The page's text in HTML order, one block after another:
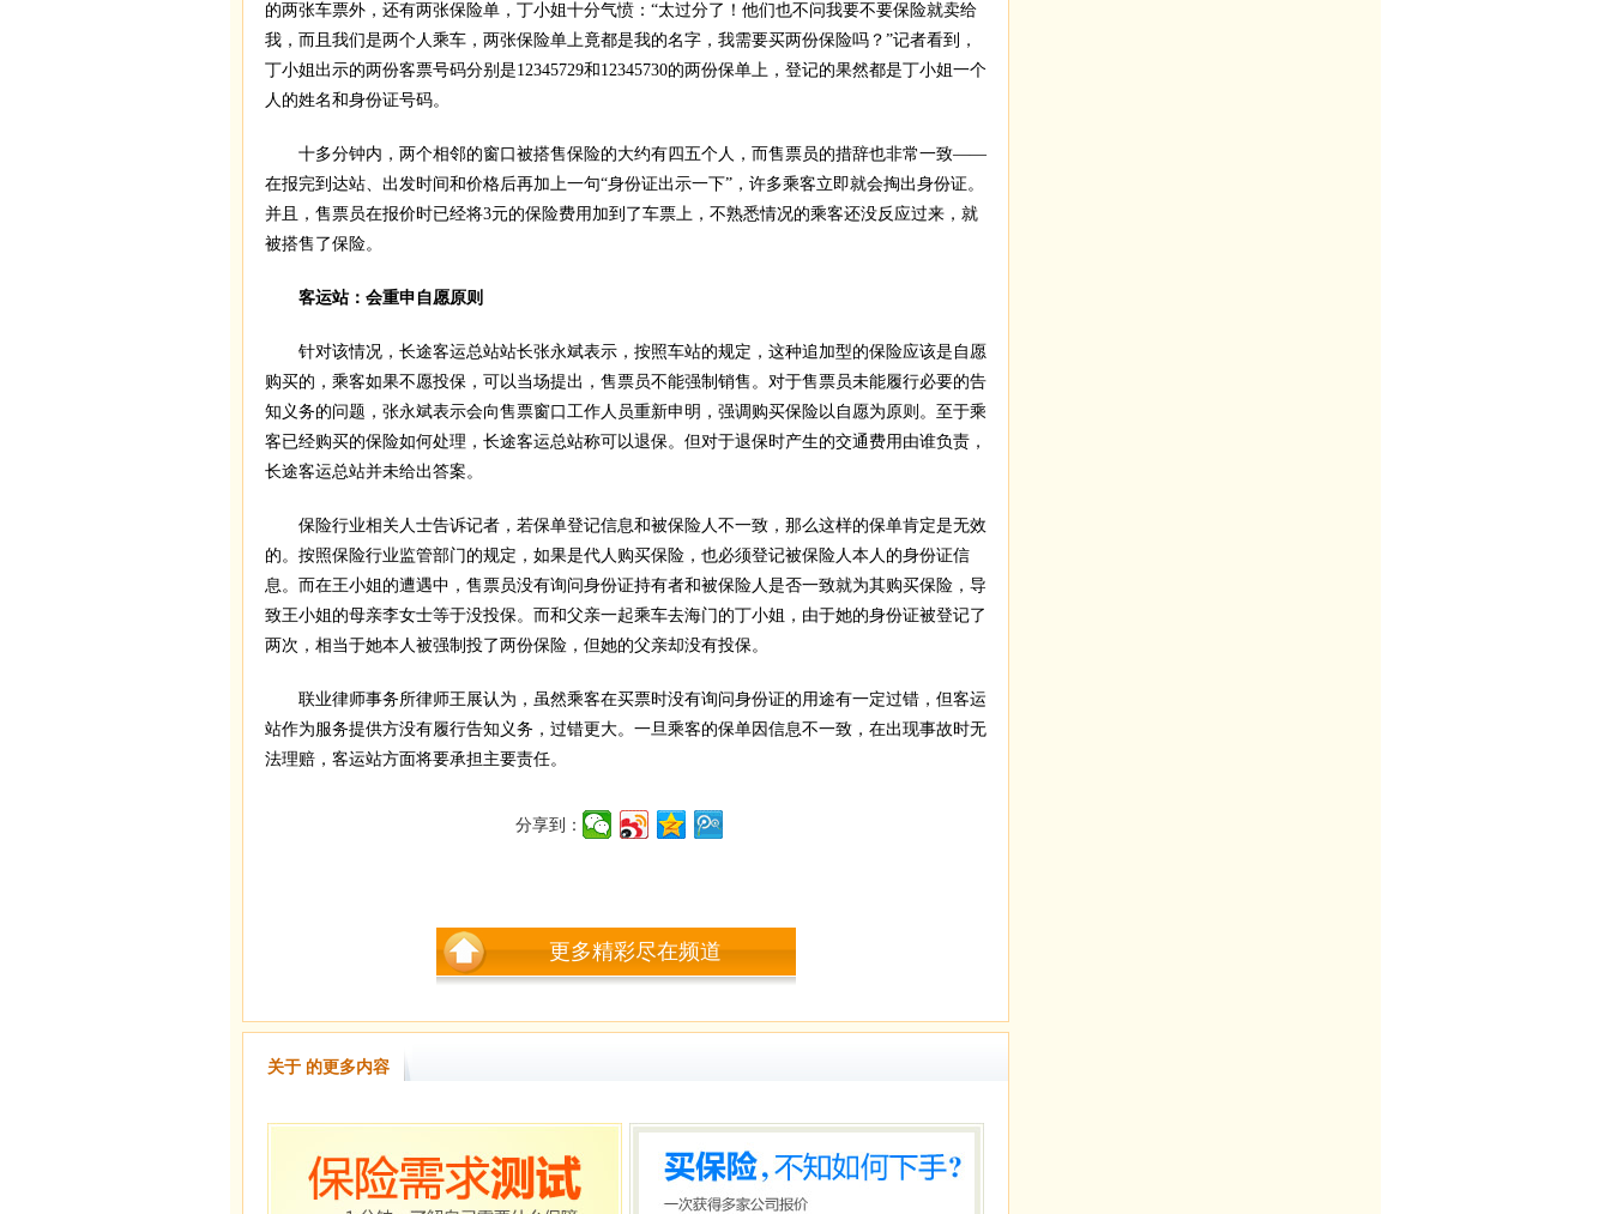
的两张车票外，还有两张保险单，丁小姐十分气愤：“太过分了！他们也不问我要不要保险就卖给
我，而且我们是两个人乘车，两张保险单上竟都是我的名字，我需要买两份保险吗？”记者看到，
丁小姐出示的两份客票号码分别是12345729和12345730的两份保单上，登记的果然都是丁小姐一个
人的姓名和身份证号码。
十多分钟内，两个相邻的窗口被搭售保险的大约有四五个人，而售票员的措辞也非常一致——
在报完到达站、出发时间和价格后再加上一句“身份证出示一下”，许多乘客立即就会掏出身份证。
并且，售票员在报价时已经将3元的保险费用加到了车票上，不熟悉情况的乘客还没反应过来，就
被搭售了保险。
客运站：会重申自愿原则
针对该情况，长途客运总站站长张永斌表示，按照车站的规定，这种追加型的保险应该是自愿
购买的，乘客如果不愿投保，可以当场提出，售票员不能强制销售。对于售票员未能履行必要的告
知义务的问题，张永斌表示会向售票窗口工作人员重新申明，强调购买保险以自愿为原则。至于乘
客已经购买的保险如何处理，长途客运总站称可以退保。但对于退保时产生的交通费用由谁负责，
长途客运总站并未给出答案。
保险行业相关人士告诉记者，若保单登记信息和被保险人不一致，那么这样的保单肯定是无效
的。按照保险行业监管部门的规定，如果是代人购买保险，也必须登记被保险人本人的身份证信
息。而在王小姐的遭遇中，售票员没有询问身份证持有者和被保险人是否一致就为其购买保险，导
致王小姐的母亲李女士等于没投保。而和父亲一起乘车去海门的丁小姐，由于她的身份证被登记了
两次，相当于她本人被强制投了两份保险，但她的父亲却没有投保。
联业律师事务所律师王展认为，虽然乘客在买票时没有询问身份证的用途有一定过错，但客运
站作为服务提供方没有履行告知义务，过错更大。一旦乘客的保单因信息不一致，在出现事故时无
法理赔，客运站方面将要承担主要责任。
分享到：
更多精彩尽在频道
关于 的更多内容